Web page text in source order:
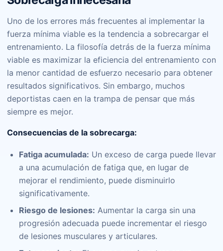
Uno de los errores más frecuentes al implementar la
fuerza mínima viable es la tendencia a sobrecargar el
entrenamiento. La filosofía detrás de la fuerza mínima
viable es maximizar la eficiencia del entrenamiento con
la menor cantidad de esfuerzo necesario para obtener
resultados significativos. Sin embargo, muchos
deportistas caen en la trampa de pensar que más
siempre es mejor.
Consecuencias de la sobrecarga:
Fatiga acumulada: Un exceso de carga puede llevar
a una acumulación de fatiga que, en lugar de
mejorar el rendimiento, puede disminuirlo
significativamente.
Riesgo de lesiones: Aumentar la carga sin una
progresión adecuada puede incrementar el riesgo
de lesiones musculares y articulares.